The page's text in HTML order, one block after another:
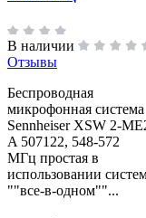
В наличии
Отзывы
Беспроводная
микрофонная система
Sennheiser XSW 2-
A 507122, 548-572
МГц простая в
использовании
""все-в-одном""...